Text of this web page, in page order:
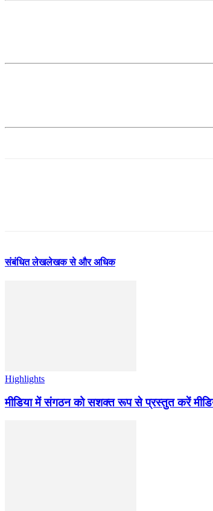
संबंधित लेखलेखक से और अधिक
Highlights
मीडिया में संगठन को सशक्त रूप से प्रस्तुत करें